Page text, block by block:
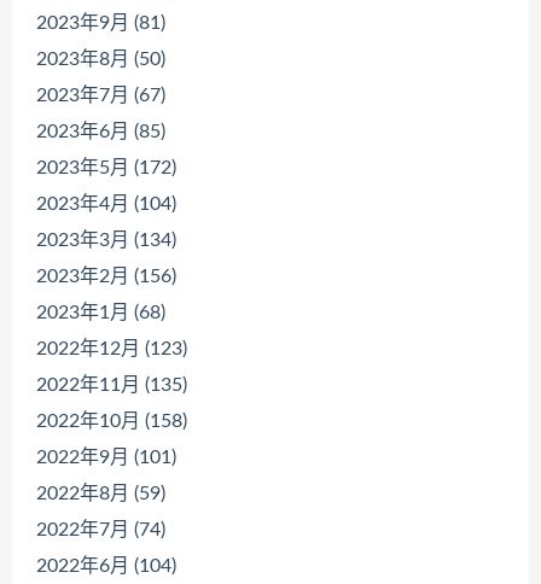
2023年9月 (81)
2023年8月 (50)
2023年7月 (67)
2023年6月 (85)
2023年5月 (172)
2023年4月 (104)
2023年3月 (134)
2023年2月 (156)
2023年1月 (68)
2022年12月 (123)
2022年11月 (135)
2022年10月 (158)
2022年9月 (101)
2022年8月 (59)
2022年7月 (74)
2022年6月 (104)